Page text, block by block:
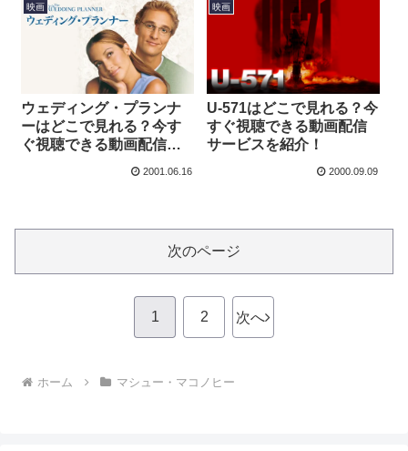
映画
ウェディング・プランナ
ーはどこで見れる？今す
ぐ視聴できる動画配信サ
2001.06.16
映画
U-571はどこで見れる？今
すぐ視聴できる動画配信
サービスを紹介！
2000.09.09
次のページ
1 2 次へ
ホーム マシュー・マコノヒー